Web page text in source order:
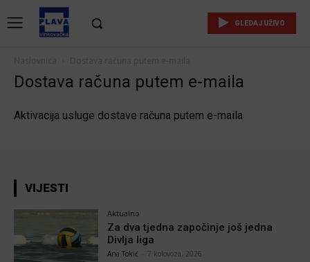
GLEDAJ UŽIVO
Dostava računa putem e-maila
Aktivacija usluge dostave računa putem e-maila
VIJESTI
Aktualno
Za dva tjedna započinje još jedna
Divlja liga
Ana Tokić 7 kolovoza, 2026